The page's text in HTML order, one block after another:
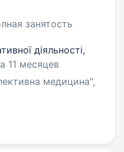
занятость
діяльності,
месяцев
медицина",